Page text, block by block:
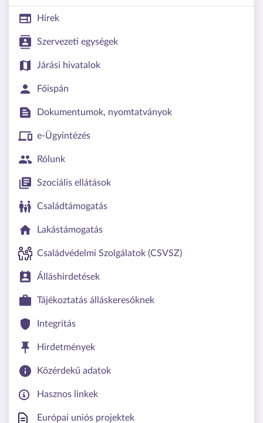
Hírek
Szervezeti egységek
Járási hivatalok
Főispán
Dokumentumok, nyomtatványok
e-Ügyintézés
Rólunk
Szociális ellátások
Családtámogatás
Lakástámogatás
Családvédelmi Szolgálatok (CSVSZ)
Álláshirdetések
Tájékoztatás álláskeresőknek
Integritás
Hirdetmények
Közérdekű adatok
Hasznos linkek
Európai uniós projektek